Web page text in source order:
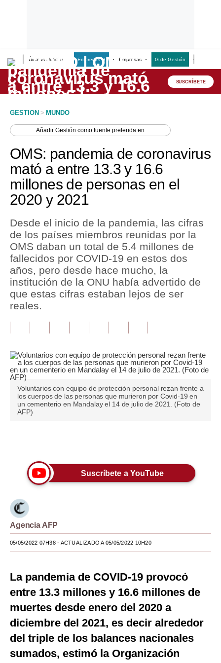
Últimas Noticias Empresas G Empresas G de Gestión
Lo último
Peru Quiosco
Economía
Mercados
Perú
Política
Tu Dinero
Finanzas Personales
Inmobiliarias
Plus G
Pregunta de hoy
Blogs
Tendencias
Lujo
Estilos
EEUU
México
Internacional
Tecnología
Mix
G de Gestión
SUSCRÍBETE
GESTION > MUNDO
AñadirGestión como fuente preferida en
OMS: pandemia de coronavirus
mató a entre 13.3 y 16.6
millones de personas en el
2020 y 2021
Desde el inicio de la pandemia, las cifras
de los países miembros reunidas por la
OMS daban un total de 5.4 millones de
fallecidos por COVID-19 en estos dos
años, pero desde hace mucho, la
institución de la ONU había advertido de
que estas cifras estaban lejos de ser
reales.
Voluntarios con equipo de protección personal rezan frente a
los cuerpos de las personas que murieron por Covid-19 en
un cementerio en Mandalay el 14 de julio de 2021. (Foto de
AFP)
Suscríbete a YouTube
Agencia AFP
05/05/2022 07H38- ACTUALIZADO A 05/05/2022 10H20
La pandemia de COVID-19 provocó
entre 13.3 millones y 16.6 millones de
muertes desde enero del 2020 a
diciembre del 2021, es decir alrededor
del triple de los balances nacionales
sumados, estimó la Organización